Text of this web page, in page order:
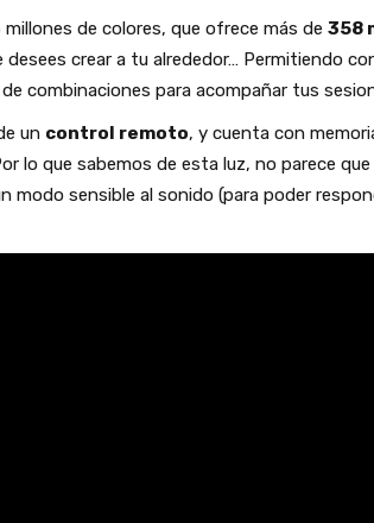
de colores, que ofrece más de 358
crear a tu alrededor… Permitiendo
combinaciones para acompañar tus
un control remoto, y cuenta con
lo que sabemos de esta luz, no parece
sensible al sonido (para poder